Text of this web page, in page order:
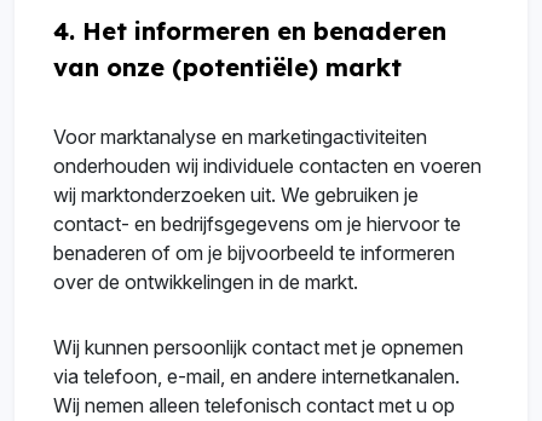
4. Het informeren en benaderen
van onze (potentiële) markt
Voor marktanalyse en marketingactiviteiten
onderhouden wij individuele contacten en voeren
wij marktonderzoeken uit. We gebruiken je
contact- en bedrijfsgegevens om je hiervoor te
benaderen of om je bijvoorbeeld te informeren
over de ontwikkelingen in de markt.
Wij kunnen persoonlijk contact met je opnemen
via telefoon, e-mail, en andere internetkanalen.
Wij nemen alleen telefonisch contact met u op